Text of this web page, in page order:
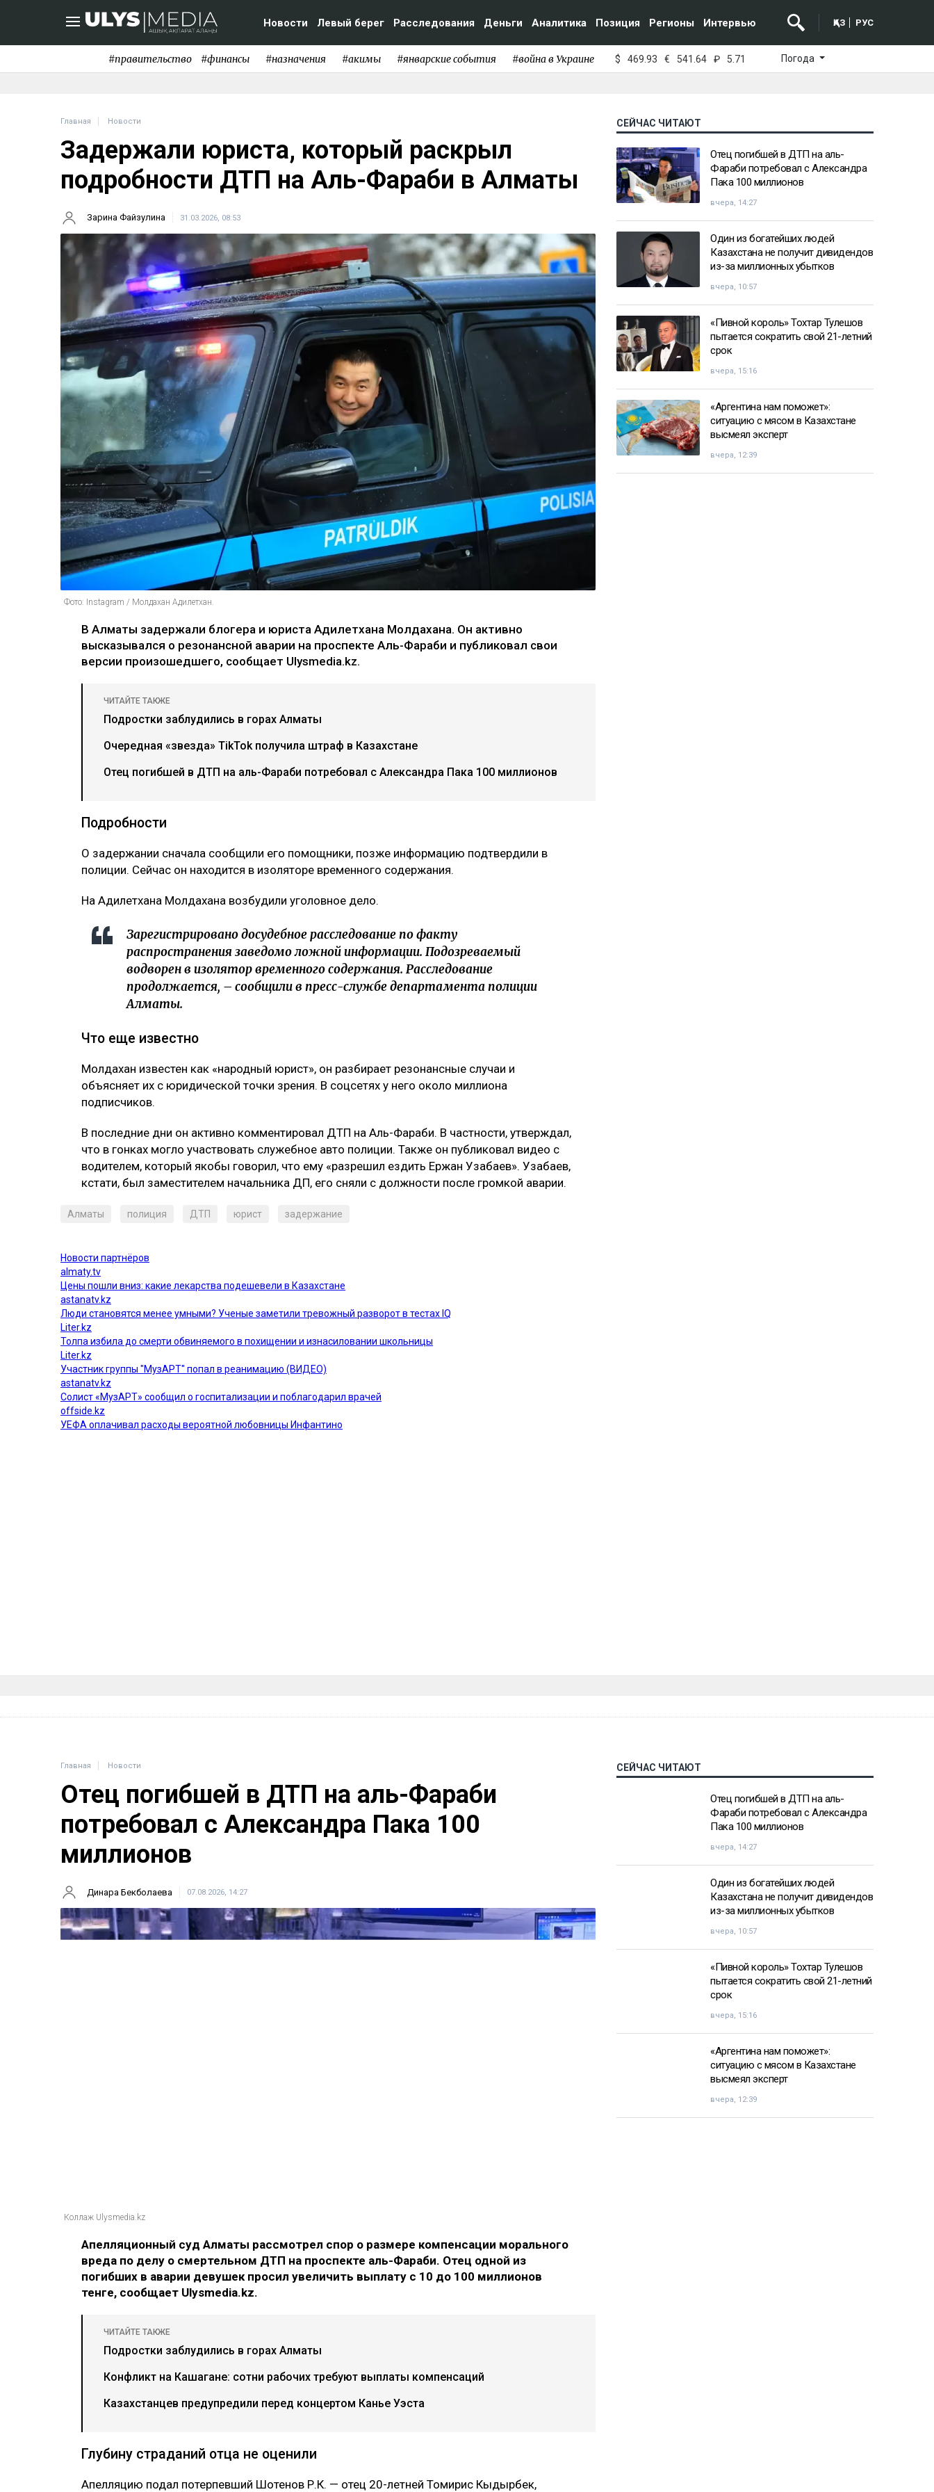
Новости Левый берег Расследования Деньги Аналитика Позиция Регионы Интервью ҚАЗ РУС
#правительство #финансы #назначения #акимы #январские события #война в Украине $ 469.93 € 541.64 ₽ 5.71 Погода
Главная Новости
Задержали юриста, который раскрыл
подробности ДТП на Аль-Фараби в Алматы
Зарина Файзулина 31.03.2026, 08:53
Фото: Instagram / Молдахан Адилетхан.
В Алматы задержали блогера и юриста Адилетхана Молдахана. Он активно
высказывался о резонансной аварии на проспекте Аль-Фараби и публиковал свои
версии произошедшего, сообщает Ulysmedia.kz.
ЧИТАЙТЕ ТАКЖЕ
Подростки заблудились в горах Алматы
Очередная «звезда» TikTok получила штраф в Казахстане
Отец погибшей в ДТП на аль-Фараби потребовал с Александра Пака 100 миллионов
Подробности
О задержании сначала сообщили его помощники, позже информацию подтвердили в
полиции. Сейчас он находится в изоляторе временного содержания.
На Адилетхана Молдахана возбудили уголовное дело.
Зарегистрировано досудебное расследование по факту
распространения заведомо ложной информации. Подозреваемый
водворен в изолятор временного содержания. Расследование
продолжается, – сообщили в пресс-службе департамента полиции
Алматы.
Что еще известно
Молдахан известен как «народный юрист», он разбирает резонансные случаи и
объясняет их с юридической точки зрения. В соцсетях у него около миллиона
подписчиков.
В последние дни он активно комментировал ДТП на Аль-Фараби. В частности, утверждал,
что в гонках могло участвовать служебное авто полиции. Также он публиковал видео с
водителем, который якобы говорил, что ему «разрешил ездить Ержан Узабаев». Узабаев,
кстати, был заместителем начальника ДП, его сняли с должности после громкой аварии.
Алматы полиция ДТП юрист задержание
СЕЙЧАС ЧИТАЮТ
Отец погибшей в ДТП на аль-
Фараби потребовал с Александра
Пака 100 миллионов
вчера, 14:27
Один из богатейших людей
Казахстана не получит дивидендов
из-за миллионных убытков
вчера, 10:57
«Пивной король» Тохтар Тулешов
пытается сократить свой 21-летний
срок
вчера, 15:16
«Аргентина нам поможет»:
ситуацию с мясом в Казахстане
высмеял эксперт
вчера, 12:39
Главная Новости
Отец погибшей в ДТП на аль-Фараби
потребовал с Александра Пака 100
миллионов
Динара Бекболаева 07.08.2026, 14:27
Коллаж Ulysmedia.kz
Апелляционный суд Алматы рассмотрел спор о размере компенсации морального
вреда по делу о смертельном ДТП на проспекте аль-Фараби. Отец одной из
погибших в аварии девушек просил увеличить выплату с 10 до 100 миллионов
тенге, сообщает Ulysmedia.kz.
ЧИТАЙТЕ ТАКЖЕ
Подростки заблудились в горах Алматы
Конфликт на Кашагане: сотни рабочих требуют выплаты компенсаций
Казахстанцев предупредили перед концертом Канье Уэста
Глубину страданий отца не оценили
Апелляцию подал потерпевший Шотенов Р.К. — отец 20-летней Томирис Кыдырбек,
СЕЙЧАС ЧИТАЮТ
Отец погибшей в ДТП на аль-
Фараби потребовал с Александра
Пака 100 миллионов
вчера, 14:27
Один из богатейших людей
Казахстана не получит дивидендов
из-за миллионных убытков
вчера, 10:57
«Пивной король» Тохтар Тулешов
пытается сократить свой 21-летний
срок
вчера, 15:16
«Аргентина нам поможет»:
ситуацию с мясом в Казахстане
высмеял эксперт
вчера, 12:39